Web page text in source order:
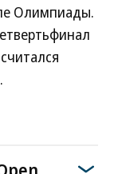
Олимпиады.